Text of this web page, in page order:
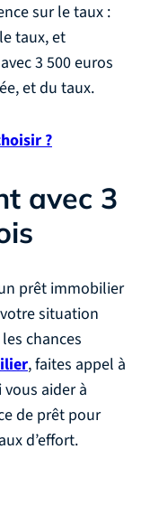
sur le taux :
taux, et
3 500 euros
et du taux.
?
avec 3
prêt immobilier
situation
chances
, faites appel à
aider à
de prêt pour
d’effort.